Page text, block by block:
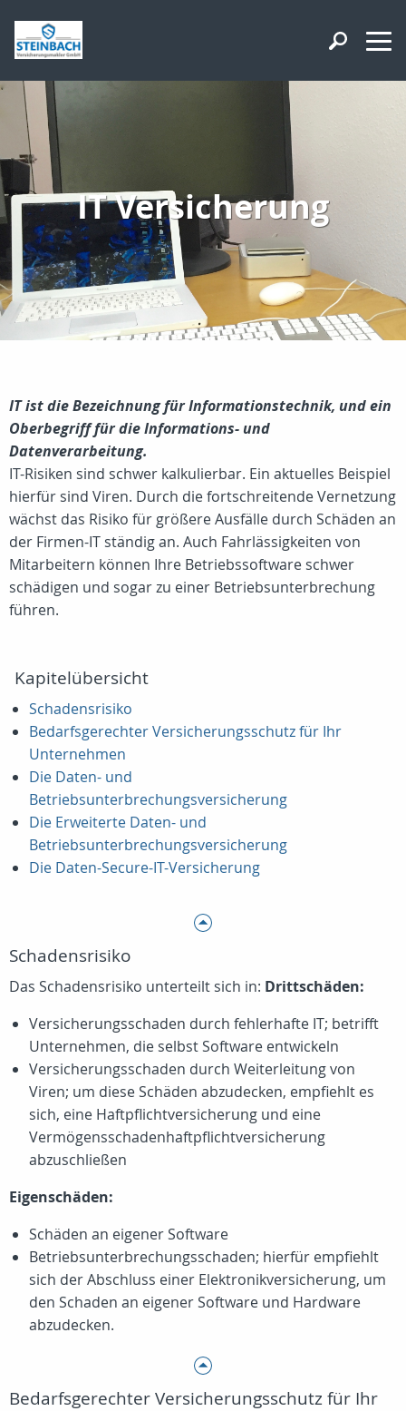
IT Versicherung
IT ist die Bezeichnung für Informationstechnik, und ein
Oberbegriff für die Informations- und
Datenverarbeitung.
IT-Risiken sind schwer kalkulierbar. Ein aktuelles Beispiel
hierfür sind Viren. Durch die fortschreitende Vernetzung
wächst das Risiko für größere Ausfälle durch Schäden an
der Firmen-IT ständig an. Auch Fahrlässigkeiten von
Mitarbeitern können Ihre Betriebssoftware schwer
schädigen und sogar zu einer Betriebsunterbrechung
führen.
Kapitelübersicht
Schadensrisiko
Bedarfsgerechter Versicherungsschutz für Ihr
Unternehmen
Die Daten- und
Betriebsunterbrechungsversicherung
Die Erweiterte Daten- und
Betriebsunterbrechungsversicherung
Die Daten-Secure-IT-Versicherung
Schadensrisiko
Das Schadensrisiko unterteilt sich in: Drittschäden:
Versicherungsschaden durch fehlerhafte IT; betrifft
Unternehmen, die selbst Software entwickeln
Versicherungsschaden durch Weiterleitung von
Viren; um diese Schäden abzudecken, empfiehlt es
sich, eine Haftpflichtversicherung und eine
Vermögensschadenhaftpflichtversicherung
abzuschließen
Eigenschäden:
Schäden an eigener Software
Betriebsunterbrechungsschaden; hierfür empfiehlt
sich der Abschluss einer Elektronikversicherung, um
den Schaden an eigener Software und Hardware
abzudecken.
Bedarfsgerechter Versicherungsschutz für Ihr